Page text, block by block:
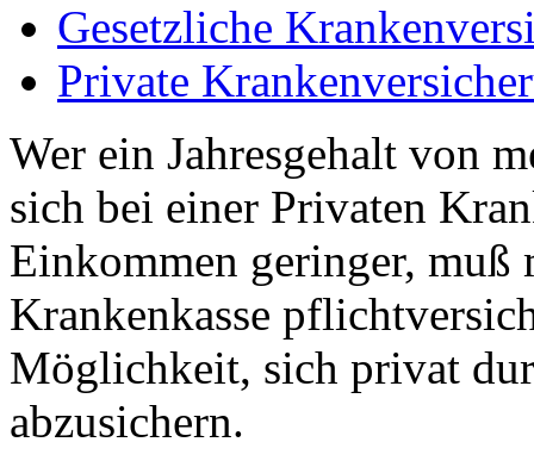
Gesetzliche
Private
Wer ein Jahresgehalt von
sich bei einer Privaten
Einkommen geringer, muß
Krankenkasse
Möglichkeit, sich privat
abzusichern.